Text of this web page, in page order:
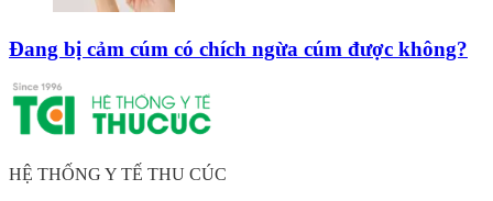
Đang bị cảm cúm có chích ngừa cúm được không?
HỆ THỐNG Y TẾ THU CÚC